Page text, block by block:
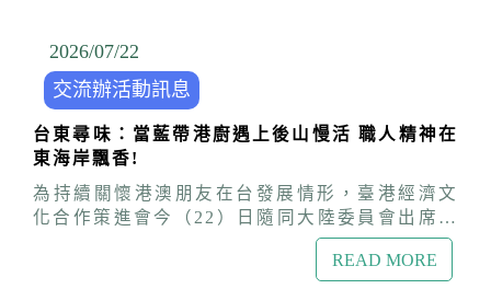
生活、勇敢築夢。 此外，針對港澳朋友擔憂中共
實施「民族團結進步促進法」及日益嚴重的長臂
管轄與跨境鎮壓，如何守護在台生活不受影響，
陸委會特別邀請內政部警政署代表到場向港澳新
住民說明政府相關作為。盧長水補充說明，政府
已成立行政院層級的「跨機關協處平台」，從
「預防」、「反制」及「保護」三面向因應，除
強化風險警示，加強暴力犯罪、組織犯罪、黑道
及其他重大犯罪份子入境審查，並透過跨部會資
源整合，專案處理受脅迫或干擾案件，也將持續
及影視文化產業的交流合作，維持臺港經貿文化
良性互動。 本次會議另外通過聘用人員管理要點
修正案、政府董事異動，以及本年度重要工作規
劃及執行成果。
2026/07/22
交流辦活動訊息
台東尋味：當藍帶港廚遇上後山慢活 職人精神在
東海岸飄香!
為持續關懷港澳朋友在台發展情形，臺港經濟文
化合作策進會今（22）日隨同大陸委員會出席內
政部移民署跨機關聯合關懷列車活動，前往台東
訪視藍帶廚藝港人─主廚黃逸鴻(Andy)，見證其
READ MORE